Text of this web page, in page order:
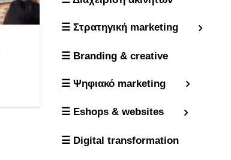
☰ Στρατηγική marketing
☰ Branding & creative
☰ Ψηφιακό marketing
☰ Eshops & websites
☰ Digital transformation